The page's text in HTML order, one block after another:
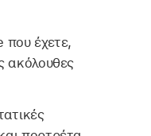
που έχετε,
ακόλουθες